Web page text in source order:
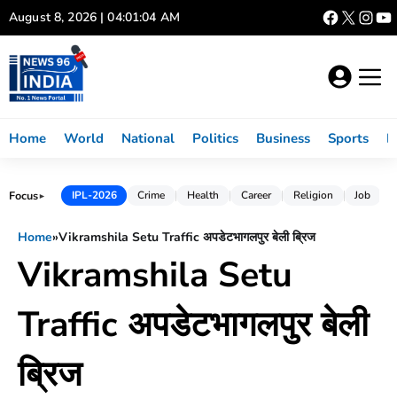
Skip
to
content
August 8, 2026 | 04:01:04 AM
Home World National Politics Business Sports
Focus► IPL-2026 Crime Health Career Religion Job
Home»Vikramshila Setu Traffic अपडेटभागलपुर बेली ब्रिज
Vikramshila Setu
Traffic अपडेटभागलपुर बेली
ब्रिज